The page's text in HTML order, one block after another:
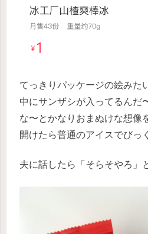
てっきりパッケージの絵みた
中にサンザシが入ってるんだ
な〜とかなりおまぬけな想像
開けたら普通のアイスでびっ
夫に話したら「そらそやろ」